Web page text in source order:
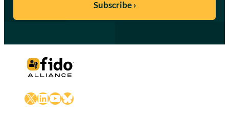
X LinkedIn
YouTube
Bluesky